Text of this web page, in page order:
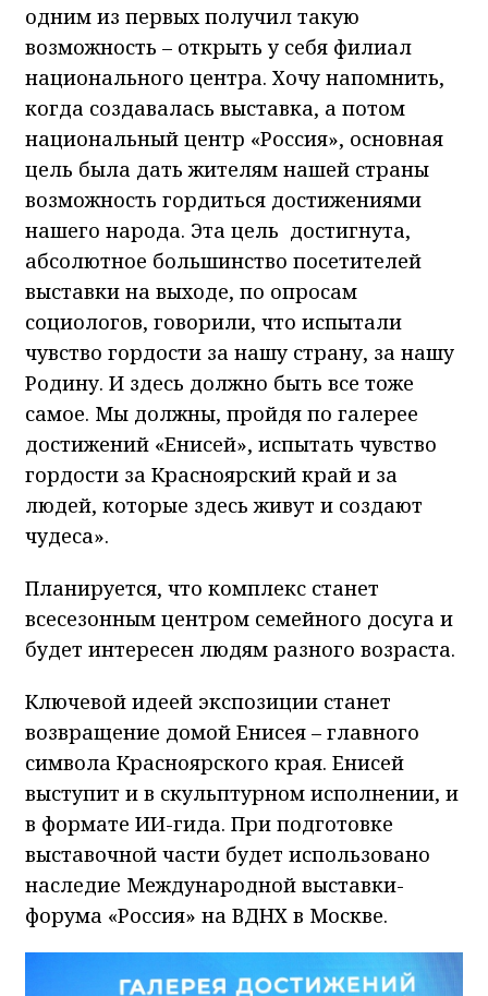
одним из первых получил такую
возможность – открыть у себя филиал
национального центра. Хочу напомнить,
когда создавалась выставка, а потом
национальный центр «Россия», основная
цель была дать жителям нашей страны
возможность гордиться достижениями
нашего народа. Эта цель достигнута,
абсолютное большинство посетителей
выставки на выходе, по опросам
социологов, говорили, что испытали
чувство гордости за нашу страну, за нашу
Родину. И здесь должно быть все тоже
самое. Мы должны, пройдя по галерее
достижений «Енисей», испытать чувство
гордости за Красноярский край и за
людей, которые здесь живут и создают
чудеса».
Планируется, что комплекс станет
всесезонным центром семейного досуга и
будет интересен людям разного возраста.
Ключевой идеей экспозиции станет
возвращение домой Енисея – главного
символа Красноярского края. Енисей
выступит и в скульптурном исполнении, и
в формате ИИ-гида. При подготовке
выставочной части будет использовано
наследие Международной выставки-
форума «Россия» на ВДНХ в Москве.